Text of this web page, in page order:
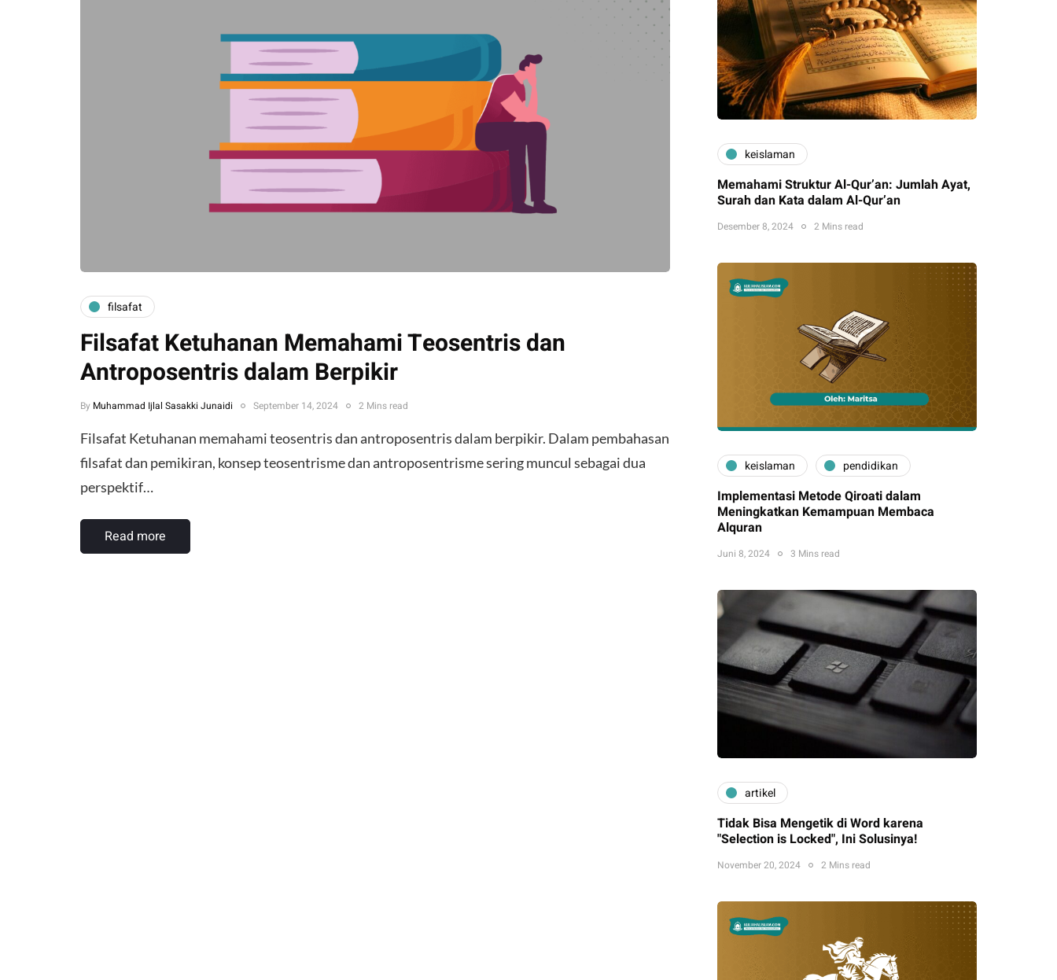
filsafat
Filsafat Ketuhanan Memahami Teosentris dan
Antroposentris dalam Berpikir
By Muhammad Ijlal Sasakki Junaidi September 14, 2024 2 Mins read
Filsafat Ketuhanan memahami teosentris dan antroposentris dalam berpikir. Dalam pembahasan
filsafat dan pemikiran, konsep teosentrisme dan antroposentrisme sering muncul sebagai dua
perspektif…
Read more
keislaman
Memahami Struktur Al-Qur’an: Jumlah Ayat,
Surah dan Kata dalam Al-Qur’an
Desember 8, 2024 2 Mins read
keislaman pendidikan
Implementasi Metode Qiroati dalam
Meningkatkan Kemampuan Membaca
Alquran
Juni 8, 2024 3 Mins read
artikel
Tidak Bisa Mengetik di Word karena
"Selection is Locked", Ini Solusinya!
November 20, 2024 2 Mins read